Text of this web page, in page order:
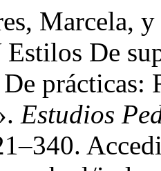
Marcela,
Estilos De
prácticas:
Estudios